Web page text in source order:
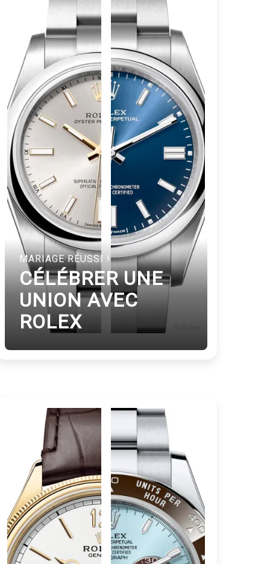
© Rolex
MARIAGE RÉUSSI !
CÉLÉBRER UNE
UNION AVEC
ROLEX